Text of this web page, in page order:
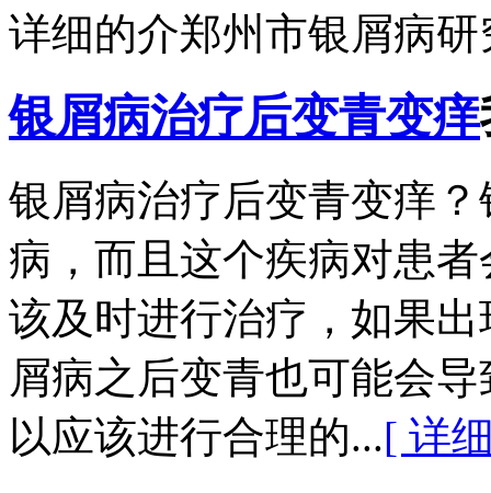
详细的介郑州市银屑病
银屑病治疗后变青变痒
银屑病治疗后变青变痒
病，而且这个疾病对患
该及时进行治疗，如果
屑病之后变青也可能会
以应该进行合理的...[ 详